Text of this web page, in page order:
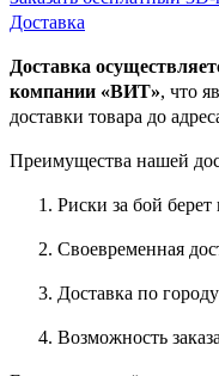
Доставка
Доставка
компании «ВИТ», что
доставки товара до
Преимущества нашей
Риски за бой
Своевременная
Доставка по
Возможность